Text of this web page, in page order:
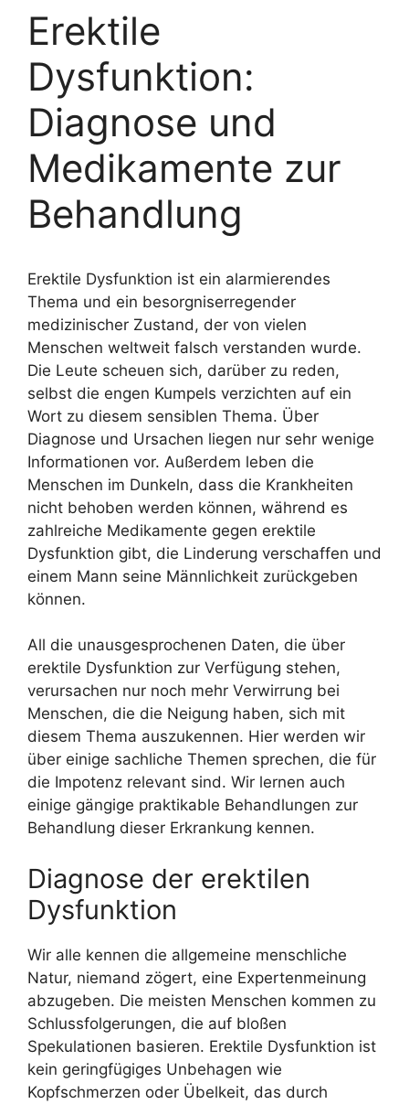
Erektile
Dysfunktion:
Diagnose und
Medikamente zur
Behandlung
Erektile Dysfunktion ist ein alarmierendes
Thema und ein besorgniserregender
medizinischer Zustand, der von vielen
Menschen weltweit falsch verstanden wurde.
Die Leute scheuen sich, darüber zu reden,
selbst die engen Kumpels verzichten auf ein
Wort zu diesem sensiblen Thema. Über
Diagnose und Ursachen liegen nur sehr wenige
Informationen vor. Außerdem leben die
Menschen im Dunkeln, dass die Krankheiten
nicht behoben werden können, während es
zahlreiche Medikamente gegen erektile
Dysfunktion gibt, die Linderung verschaffen und
einem Mann seine Männlichkeit zurückgeben
können.
All die unausgesprochenen Daten, die über
erektile Dysfunktion zur Verfügung stehen,
verursachen nur noch mehr Verwirrung bei
Menschen, die die Neigung haben, sich mit
diesem Thema auszukennen. Hier werden wir
über einige sachliche Themen sprechen, die für
die Impotenz relevant sind. Wir lernen auch
einige gängige praktikable Behandlungen zur
Behandlung dieser Erkrankung kennen.
Diagnose der erektilen
Dysfunktion
Wir alle kennen die allgemeine menschliche
Natur, niemand zögert, eine Expertenmeinung
abzugeben. Die meisten Menschen kommen zu
Schlussfolgerungen, die auf bloßen
Spekulationen basieren. Erektile Dysfunktion ist
kein geringfügiges Unbehagen wie
Kopfschmerzen oder Übelkeit, das durch